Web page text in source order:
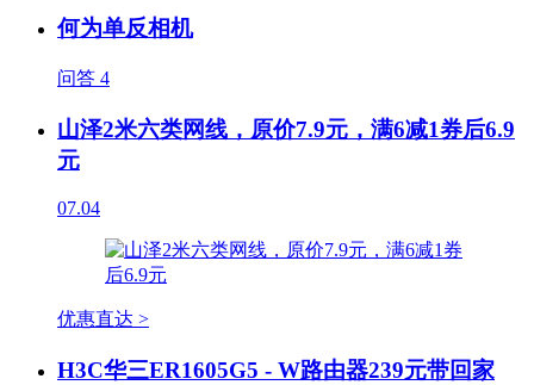
何为单反相机
问答 4
山泽2米六类网线，原价7.9元，满6减1券后6.9
元
07.04
优惠直达 >
H3C华三ER1605G5 - W路由器239元带回家